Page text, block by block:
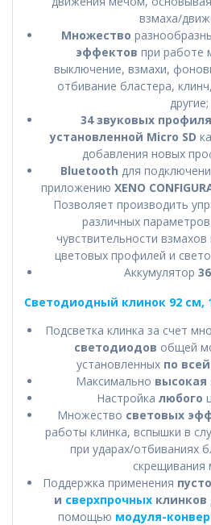
взмаха/
Множество
эффектов при работе
выключение, взмахи,
отбивание бластера,
другие;
34 звуковых профиля
установленной Micro SD
добавления новых
Bluetooth для
приложению XENO
Позволяет производить
различных
чувствительности
цветовых профилей и
Аккумулятор
Светодиодный клинок 92 см,
Подсветка клинка за счет
светодиодов общей
установленных по
Максимально высокая
Настройка любого
Множество световых
работы клинка, вспышки в
при ударах/отбиваниях
скрещивания
Поддержка применения
и сверхпрочных клинков
помощью модуля-